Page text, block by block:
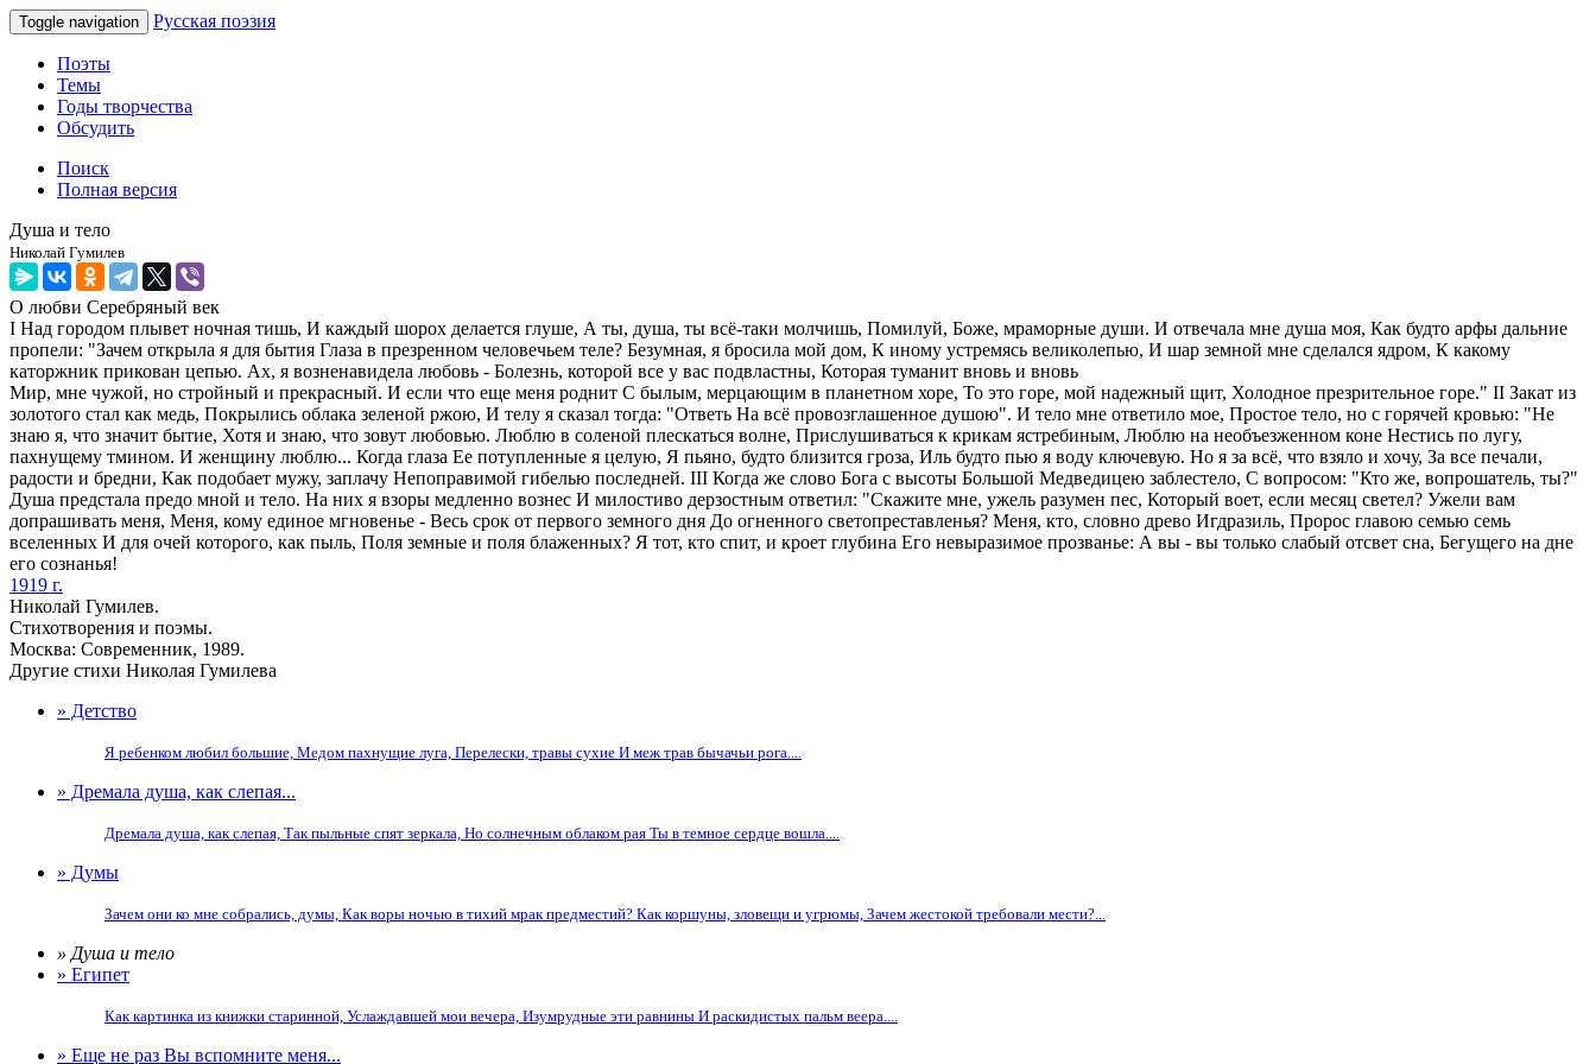
Toggle navigation Русская поэзия
Поэты
Темы
Годы творчества
Обсудить
Поиск
Полная версия
Душа и тело
Николай Гумилев
О любви Серебряный век
I Над городом плывет ночная тишь, И каждый шорох делается глуше, А ты, душа, ты всё-таки молчишь, Помилуй, Боже, мраморные души. И отвечала мне душа моя, Как будто арфы дальние
пропели: "Зачем открыла я для бытия Глаза в презренном человечьем теле? Безумная, я бросила мой дом, К иному устремясь великолепью, И шар земной мне сделался ядром, К какому
каторжник прикован цепью. Ах, я возненавидела любовь - Болезнь, которой все у вас подвластны, Которая туманит вновь и вновь
Мир, мне чужой, но стройный и прекрасный. И если что еще меня роднит С былым, мерцающим в планетном хоре, То это горе, мой надежный щит, Холодное презрительное горе." II Закат из
золотого стал как медь, Покрылись облака зеленой ржою, И телу я сказал тогда: "Ответь На всё провозглашенное душою". И тело мне ответило мое, Простое тело, но с горячей кровью: "Не
знаю я, что значит бытие, Хотя и знаю, что зовут любовью. Люблю в соленой плескаться волне, Прислушиваться к крикам ястребиным, Люблю на необъезженном коне Нестись по лугу,
пахнущему тмином. И женщину люблю... Когда глаза Ее потупленные я целую, Я пьяно, будто близится гроза, Иль будто пью я воду ключевую. Но я за всё, что взяло и хочу, За все печали,
радости и бредни, Как подобает мужу, заплачу Непоправимой гибелью последней. III Когда же слово Бога с высоты Большой Медведицею заблестело, С вопросом: "Кто же, вопрошатель, ты?"
Душа предстала предо мной и тело. На них я взоры медленно вознес И милостиво дерзостным ответил: "Скажите мне, ужель разумен пес, Который воет, если месяц светел? Ужели вам
допрашивать меня, Меня, кому единое мгновенье - Весь срок от первого земного дня До огненного светопреставленья? Меня, кто, словно древо Игдразиль, Пророс главою семью семь
вселенных И для очей которого, как пыль, Поля земные и поля блаженных? Я тот, кто спит, и кроет глубина Его невыразимое прозванье: А вы - вы только слабый отсвет сна, Бегущего на дне
его сознанья!
1919 г.
Николай Гумилев.
Стихотворения и поэмы.
Москва: Современник, 1989.
Другие стихи Николая Гумилева
» Детство
Я ребенком любил большие, Медом пахнущие луга, Перелески, травы сухие И меж трав бычачьи рога....
» Дремала душа, как слепая...
Дремала душа, как слепая, Так пыльные спят зеркала, Но солнечным облаком рая Ты в темное сердце вошла....
» Думы
Зачем они ко мне собрались, думы, Как воры ночью в тихий мрак предместий? Как коршуны, зловещи и угрюмы, Зачем жестокой требовали мести?...
» Душа и тело
» Египет
Как картинка из книжки старинной, Услаждавшей мои вечера, Изумрудные эти равнины И раскидистых пальм веера....
» Еще не раз Вы вспомните меня...